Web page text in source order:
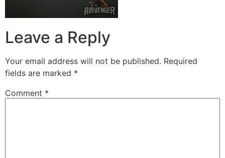
Leave a Reply
Your email address will not be published. Required
fields are marked *
Comment *